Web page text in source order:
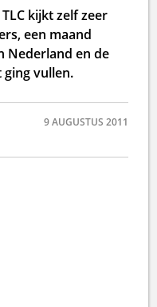
kijkt zelf zeer
een maand
Nederland en de
vullen.
9 AUGUSTUS 2011